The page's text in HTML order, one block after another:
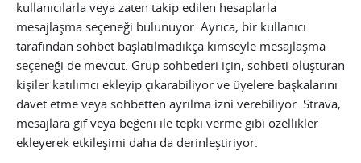
kullanıcılarla veya zaten takip edilen hesaplarla
mesajlaşma seçeneği bulunuyor. Ayrıca, bir kullanıcı
tarafından sohbet başlatılmadıkça kimseyle mesajlaşma
seçeneği de mevcut. Grup sohbetleri için, sohbeti oluşturan
kişiler katılımcı ekleyip çıkarabiliyor ve üyelere başkalarını
davet etme veya sohbetten ayrılma izni verebiliyor. Strava,
mesajlara gif veya beğeni ile tepki verme gibi özellikler
ekleyerek etkileşimi daha da derinleştiriyor.